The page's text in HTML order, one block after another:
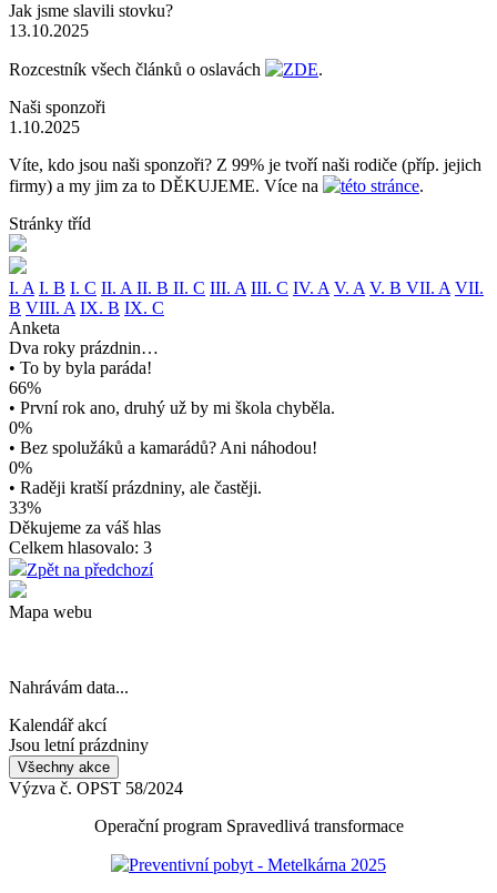
Jak jsme slavili stovku?
13.10.2025
Rozcestník všech článků o oslavách ZDE.
Naši sponzoři
1.10.2025
Víte, kdo jsou naši sponzoři? Z 99% je tvoří naši rodiče (příp. jejich
firmy) a my jim za to DĚKUJEME. Více na
této stránce.
Stránky tříd
I. A I. B I. C II. A II. B II. C III. A III. C IV. A V. A V. B VII. A VII.
B VIII. A IX. B IX. C
Anketa
Dva roky prázdnin…
• To by byla paráda!
66%
• První rok ano, druhý už by mi škola chyběla.
0%
• Bez spolužáků a kamarádů? Ani náhodou!
0%
• Raději kratší prázdniny, ale častěji.
33%
Děkujeme za váš hlas
Celkem hlasovalo: 3
Zpět na předchozí
Mapa webu
Nahrávám data...
Kalendář akcí
Jsou letní prázdniny
Všechny akce
Výzva č. OPST 58/2024
Operační program Spravedlivá transformace
Preventivní pobyt - Metelkárna 2025